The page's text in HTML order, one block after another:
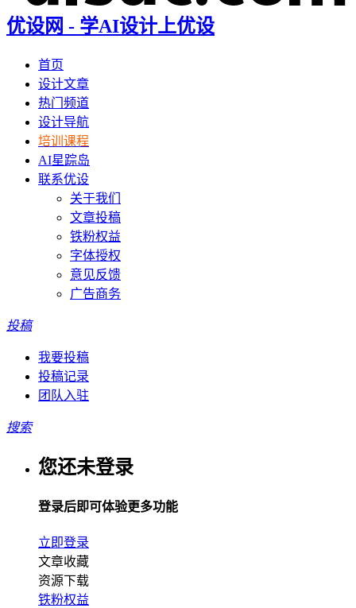
优设网 - 学AI设计上优设
首页
设计文章
热门频道
设计导航
培训课程
AI星踪岛
联系优设
关于我们
文章投稿
铁粉权益
字体授权
意见反馈
广告商务
投稿
我要投稿
投稿记录
团队入驻
搜索
您还未登录
登录后即可体验更多功能
立即登录
文章收藏
资源下载
铁粉权益